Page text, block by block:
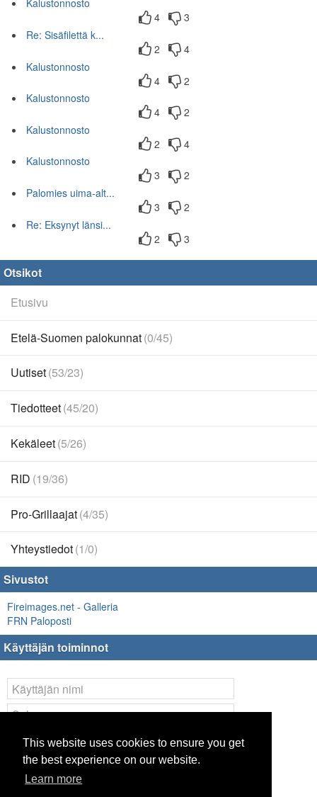
This website uses cookies to ensure you get
the best experience on our website.
Learn more
Kalustonnosto
4
3
Re: Sisäfilettä k...
2
4
Kalustonnosto
4
2
Kalustonnosto
4
2
Kalustonnosto
2
4
Kalustonnosto
3
2
Palomies uima-alt...
3
2
Re: Eksynyt länsi...
2
3
Otsikot
Etusivu
Etelä-Suomen palokunnat(0/45)
Uutiset(53/23)
Tiedotteet(45/20)
Kekäleet(5/26)
RID (19/36)
Pro-Grillaajat(4/35)
Yhteystiedot(1/0)
Sivustot
Fireimages.net - Galleria
FRN Paloposti
Käyttäjän toiminnot
Kirjaudu
Lost yourpassword?
Remote Login Options